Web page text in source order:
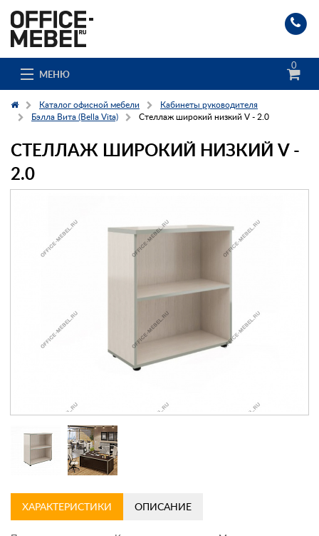
МЕНЮ
0
Каталог
О компании
Гос. заказчикам
Контакты
Заказать обратный звонок
Каталог офисной мебели
Кабинеты руководителя
Бэлла Вита (Bella Vita)
Стеллаж широкий низкий V - 2.0
СТЕЛЛАЖ ШИРОКИЙ НИЗКИЙ V -
2.0
ХАРАКТЕРИСТИКИ ОПИСАНИЕ